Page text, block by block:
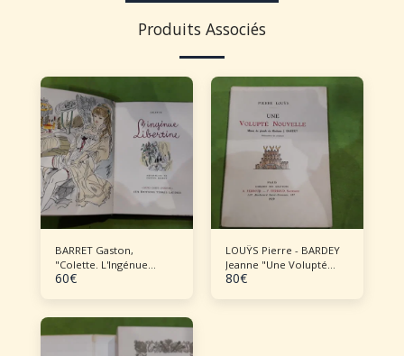
Produits Associés
BARRET Gaston,
"Colette. L'Ingénue
libertine"
60€
LOUŸS Pierre - BARDEY
Jeanne "Une Volupté
nouvelle"
80€